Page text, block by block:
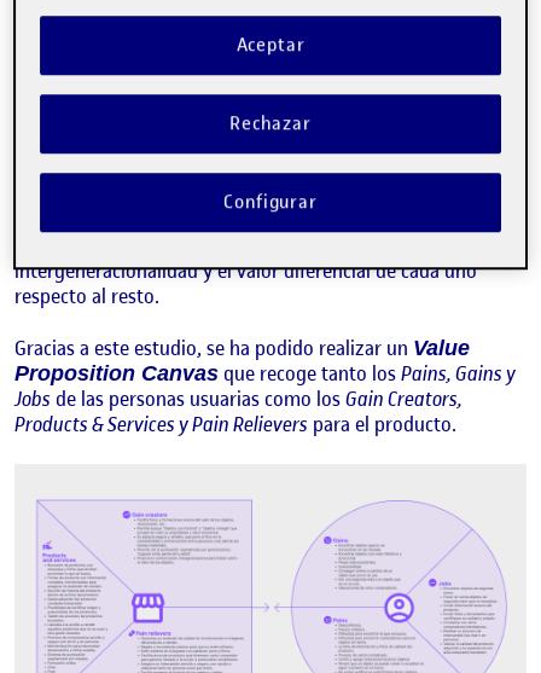
de distintas generaciones.
Por un lado, mediante la encuesta se ha analizado cuáles son
las costumbres, necesidades y frustraciones de personas
usuarias de distintas áreas dentro del entorno del
Por otro, se han analizado las plataformas actuales más
populares de Marketplace para observar con qué
intergeneracionalidad y el valor diferencial de cada uno
respecto al resto.
Gracias a este estudio, se ha podido realizar un Value
Proposition Canvas que recoge tanto losPains, Gains y
Jobs de las personas usuarias como losGain Creators,
Products & Services y Pain Relievers para el producto.
Rechazar
Aceptar
Configurar